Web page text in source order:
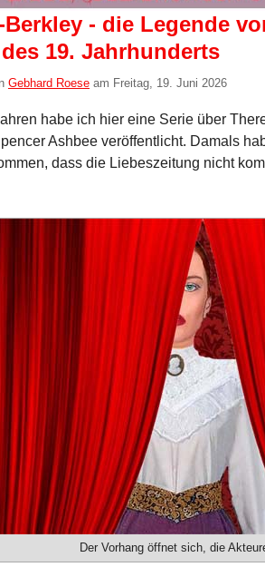
Berkley - die Legende
19. Jahrhunderts
Gebhard Roese am Freitag, 19. Juni 2026
habe ich hier eine Serie über
Ashbee veröffentlicht. Damals
dass die Liebeszeitung nicht
Der Vorhang öffnet sich, die